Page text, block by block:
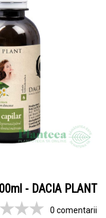
- DACIA PLANT
0 comentarii